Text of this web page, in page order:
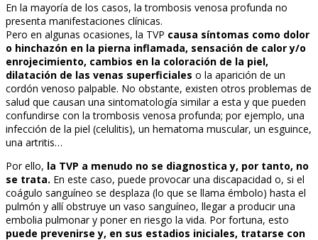
En la mayoría de los casos, la trombosis venosa profunda no
presenta manifestaciones clínicas.
Pero en algunas ocasiones, la TVP causa síntomas como dolor
o hinchazón en la pierna inflamada, sensación de calor y/o
enrojecimiento, cambios en la coloración de la piel,
dilatación de las venas superficiales o la aparición de un
cordón venoso palpable. No obstante, existen otros problemas de
salud que causan una sintomatología similar a esta y que pueden
confundirse con la trombosis venosa profunda; por ejemplo, una
infección de la piel (celulitis), un hematoma muscular, un esguince,
una artritis…
Por ello, la TVP a menudo no se diagnostica y, por tanto, no
se trata. En este caso, puede provocar una discapacidad o, si el
coágulo sanguíneo se desplaza (lo que se llama émbolo) hasta el
pulmón y allí obstruye un vaso sanguíneo, llegar a producir una
embolia pulmonar y poner en riesgo la vida. Por fortuna, esto
puede prevenirse y, en sus estadios iniciales, tratarse con